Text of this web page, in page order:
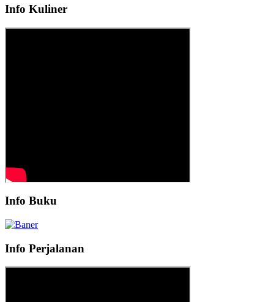
Info Kuliner
Info Buku
Info Perjalanan